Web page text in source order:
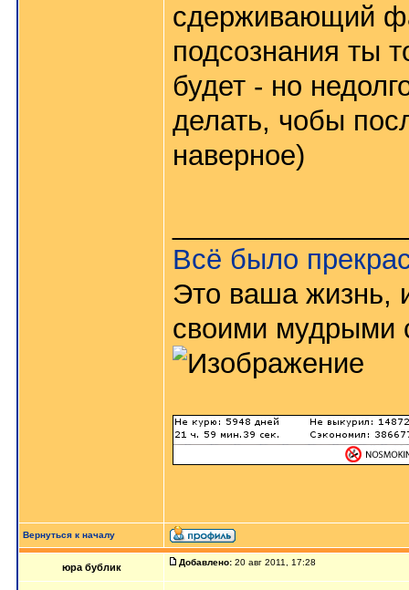
сдерживающий
подсознания ты
будет - но
делать, чобы
наверное)
Всё было
Это ваша жизнь,
своими мудрыми
Вернуться к началу
юра бублик Добавлено: 20 авг 2011, 17:28